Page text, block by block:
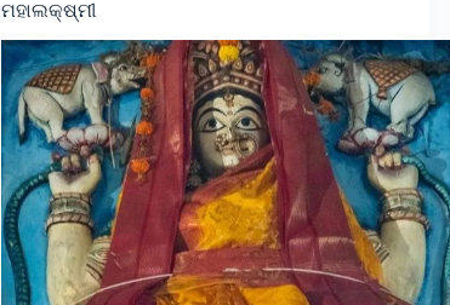
ମହାଲକ୍ଷ୍ମୀ